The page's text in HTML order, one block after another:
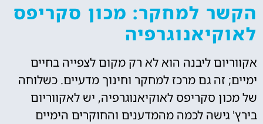
הקשר למחקר: מכון סקריפס
לאוקיאנוגרפיה
אקווריום ליבנה הוא לא רק מקום לצפייה בחיים
ימיים; זה גם מרכז למחקר וחינוך מדעיים. כשלוחה
של מכון סקריפס לאוקיאנוגרפיה, יש לאקווריום
בירץ' גישה לכמה מהמדענים והחוקרים הימיים